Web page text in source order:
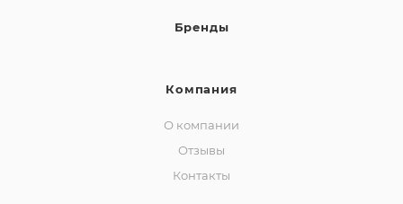
Бренды
Компания
О компании
Отзывы
Контакты